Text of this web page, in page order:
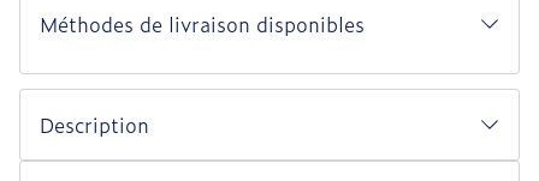
Méthodes de livraison disponibles
Description